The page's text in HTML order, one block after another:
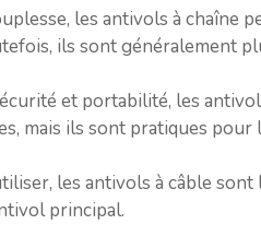
les antivols à chaîne
ils sont généralement
et portabilité, les
mais ils sont pratiques pour
les antivols à câble sont
principal.